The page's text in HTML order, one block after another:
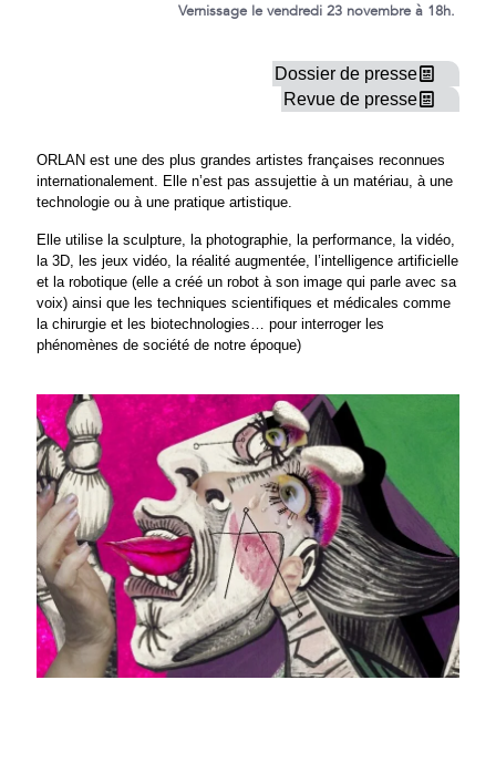
Vernissage le vendredi 23 novembre à 18h.
Dossier de presse
Revue de presse
ORLAN est une des plus grandes artistes françaises reconnues
internationalement. Elle n’est pas assujettie à un matériau, à une
technologie ou à une pratique artistique.
Elle utilise la sculpture, la photographie, la performance, la vidéo,
la 3D, les jeux vidéo, la réalité augmentée, l’intelligence artificielle
et la robotique (elle a créé un robot à son image qui parle avec sa
voix) ainsi que les techniques scientifiques et médicales comme
la chirurgie et les biotechnologies… pour interroger les
phénomènes de société de notre époque)